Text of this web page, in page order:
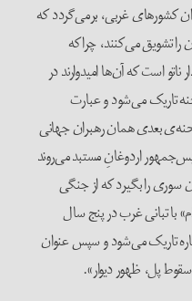
کشورهای غربی، برمی‌گردد که
تشویق می‌کنند، چراکه
است که آن‌ها امیدوارند در
تاریک می‌شود و عبارت
بعدی همان رهبران جهانی
اردوغانِ مستبد می‌روند
سوری را بگیرد که از جنگی
با تبانی غرب در پنج سال
تاریک می‌شود و سپس عنوان
پل، ظهور دیوار».